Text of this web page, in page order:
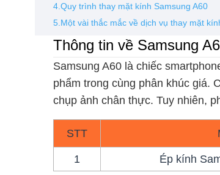
4.Quy trình thay mặt kính Samsung A60
5.Một vài thắc mắc về dịch vụ thay mặt
Thông tin về Samsung
Samsung A60 là chiếc
phẩm trong cùng phân khúc giá.
chụp ảnh chân thực. Tuy nhiên,
STT
1 Ép kính